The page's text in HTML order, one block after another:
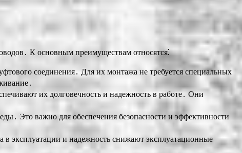
К основным преимуществам относятся⁚
соединения․ Для их монтажа не требуется специальных
их долговечность и надежность в работе․ Они
Это важно для обеспечения безопасности и эффективности
эксплуатации и надежность снижают эксплуатационные